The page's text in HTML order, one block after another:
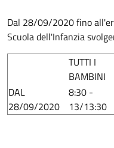
Dal 28/09/2020 fino
Scuola dell'Infanzia
TUTTI I
BAMBINI
DAL
28/09/2020
8:30 -
13/13:30